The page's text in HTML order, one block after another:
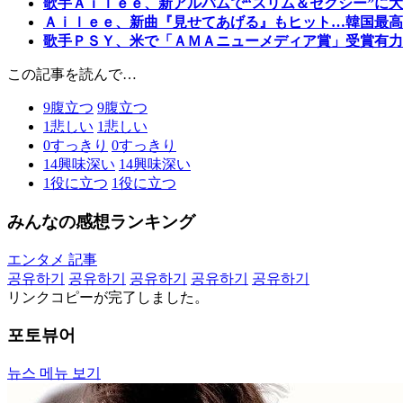
歌手Ａｉｌｅｅ、新アルバムで“スリム＆セクシー”に大
Ａｉｌｅｅ、新曲『見せてあげる』もヒット…韓国最
歌手ＰＳＹ、米で「ＡＭＡニューメディア賞」受賞有力
この記事を読んで…
9腹立つ 9腹立つ
1悲しい 1悲しい
0すっきり 0すっきり
14興味深い 14興味深い
1役に立つ 1役に立つ
みんなの感想ランキング
エンタメ 記事
공유하기
공유하기 공유하기 공유하기
공유하기
リンクコピーが完了しました。
포토뷰어
뉴스 메뉴 보기